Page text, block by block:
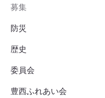
募集
防災
歴史
委員会
豊西ふれあい会